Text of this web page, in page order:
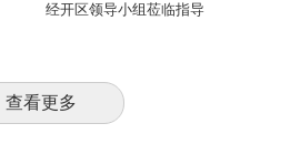
经开区领导小组莅临指导
查看更多